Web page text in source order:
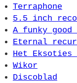
Terraphone
5.5 inch
A funky good
Eternal
Het Eksoties
Wikor
Discoblad